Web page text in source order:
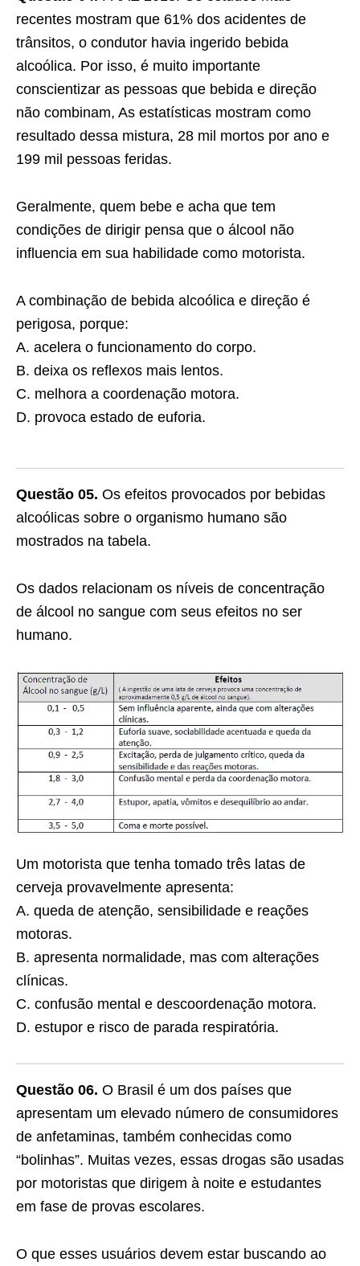
recentes mostram que 61% dos acidentes de
trânsitos, o condutor havia ingerido bebida
alcoólica. Por isso, é muito importante
conscientizar as pessoas que bebida e direção
não combinam, As estatísticas mostram como
resultado dessa mistura, 28 mil mortos por ano e
199 mil pessoas feridas.
Geralmente, quem bebe e acha que tem
condições de dirigir pensa que o álcool não
influencia em sua habilidade como motorista.
A combinação de bebida alcoólica e direção é
perigosa, porque:
A. acelera o funcionamento do corpo.
B. deixa os reflexos mais lentos.
C. melhora a coordenação motora.
D. provoca estado de euforia.
Questão 05. Os efeitos provocados por bebidas
alcoólicas sobre o organismo humano são
mostrados na tabela.
Os dados relacionam os níveis de concentração
de álcool no sangue com seus efeitos no ser
humano.
Um motorista que tenha tomado três latas de
cerveja provavelmente apresenta:
A. queda de atenção, sensibilidade e reações
motoras.
B. apresenta normalidade, mas com alterações
clínicas.
C. confusão mental e descoordenação motora.
D. estupor e risco de parada respiratória.
Questão 06. O Brasil é um dos países que
apresentam um elevado número de consumidores
de anfetaminas, também conhecidas como
“bolinhas”. Muitas vezes, essas drogas são usadas
por motoristas que dirigem à noite e estudantes
em fase de provas escolares.
O que esses usuários devem estar buscando ao